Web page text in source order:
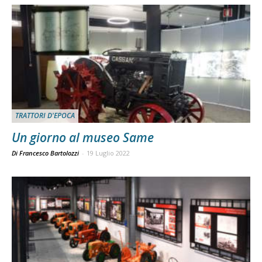
TRATTORI D'EPOCA
Un giorno al museo Same
Di Francesco Bartolozzi - 19 Luglio 2022